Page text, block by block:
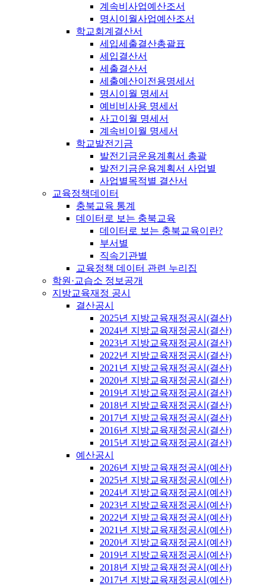
계속비사업예산조서
명시이월사업예산조서
학교회계결산서
세입세출결산총괄표
세입결산서
세출결산서
세출예산이전용명세서
명시이월 명세서
예비비사용 명세서
사고이월 명세서
계속비이월 명세서
학교발전기금
발전기금운용계획서 총괄
발전기금운용계획서 사업별
사업별목적별 결산서
교육정책데이터
충북교육 통계
데이터로 보는 충북교육
데이터로 보는 충북교육이란?
부서별
직속기관별
교육정책 데이터 관련 누리집
학원·교습소 정보공개
지방교육재정 공시
결산공시
2025년 지방교육재정공시(결산)
2024년 지방교육재정공시(결산)
2023년 지방교육재정공시(결산)
2022년 지방교육재정공시(결산)
2021년 지방교육재정공시(결산)
2020년 지방교육재정공시(결산)
2019년 지방교육재정공시(결산)
2018년 지방교육재정공시(결산)
2017년 지방교육재정공시(결산)
2016년 지방교육재정공시(결산)
2015년 지방교육재정공시(결산)
예산공시
2026년 지방교육재정공시(예산)
2025년 지방교육재정공시(예산)
2024년 지방교육재정공시(예산)
2023년 지방교육재정공시(예산)
2022년 지방교육재정공시(예산)
2021년 지방교육재정공시(예산)
2020년 지방교육재정공시(예산)
2019년 지방교육재정공시(예산)
2018년 지방교육재정공시(예산)
2017년 지방교육재정공시(예산)